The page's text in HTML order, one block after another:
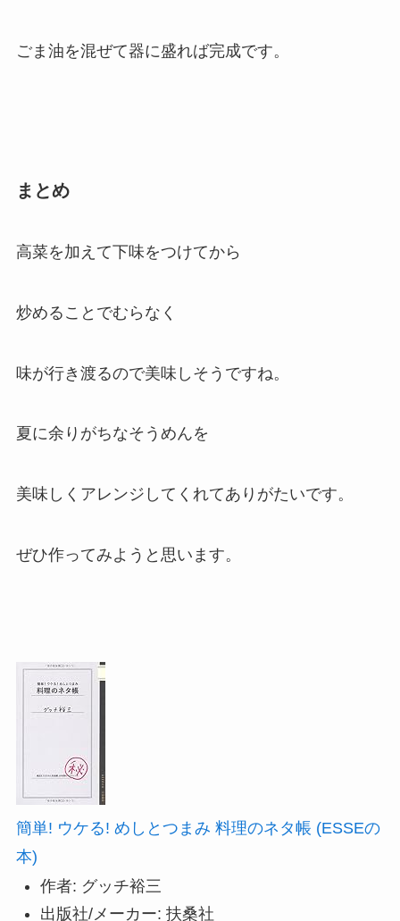
ごま油を混ぜて器に盛れば完成です。
まとめ
高菜を加えて下味をつけてから
炒めることでむらなく
味が行き渡るので美味しそうですね。
夏に余りがちなそうめんを
美味しくアレンジしてくれてありがたいです。
ぜひ作ってみようと思います。
簡単! ウケる! めしとつまみ 料理のネタ帳 (ESSEの
本)
作者: グッチ裕三
出版社/メーカー: 扶桑社